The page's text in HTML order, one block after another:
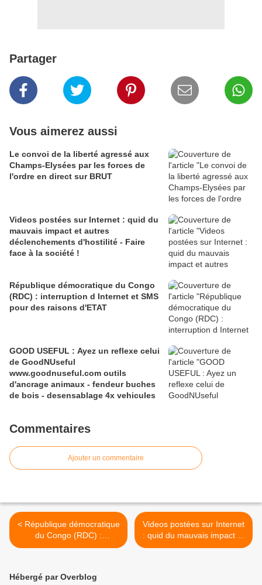
Partager
Vous aimerez aussi
Le convoi de la liberté agressé aux
Champs-Elysées par les forces de
l'ordre en direct sur BRUT
Videos postées sur Internet : quid du
mauvais impact et autres
déclenchements d'hostilité - Faire
face à la société !
République démocratique du Congo
(RDC) : interruption d Internet et SMS
pour des raisons d'ETAT
GOOD USEFUL : Ayez un reflexe celui
de GoodNUseful
www.goodnuseful.com outils
d'ancrage animaux - fendeur buches
de bois - desensablage 4x vehicules
Commentaires
Ajouter un commentaire
< République démocratique
du Congo (RDC) :
interruption d Internet et
Videos postées sur Internet
: quid du mauvais impact et
autres déclenchements
Hébergé par Overblog